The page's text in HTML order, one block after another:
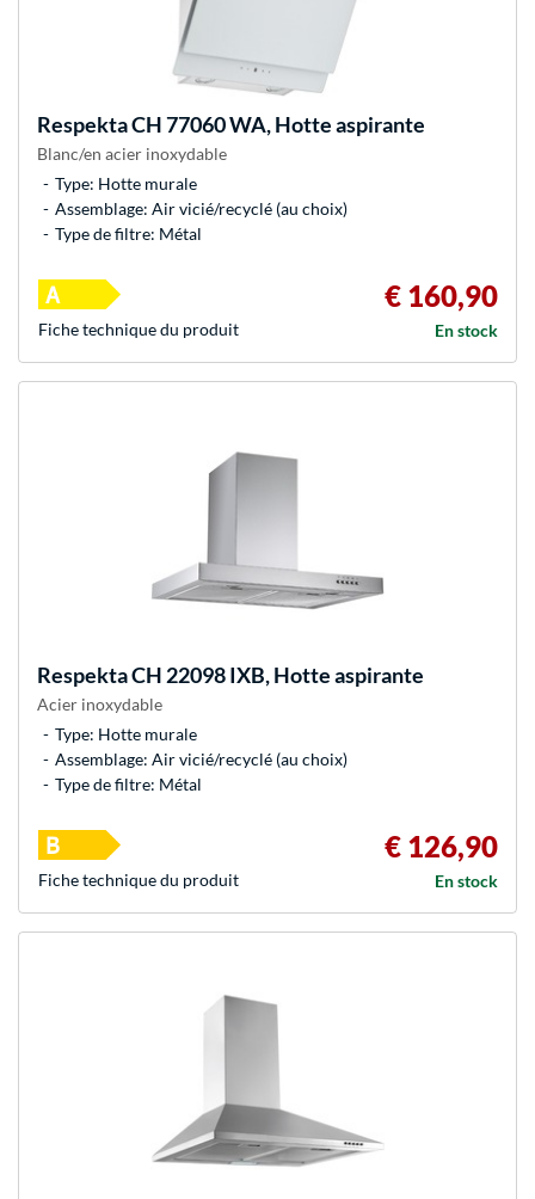
RespektaCH 77060 WA, Hotte aspirante
Blanc/en acier inoxydable
Type: Hotte murale
Assemblage: Air vicié/recyclé (au choix)
Type de filtre: Métal
€ 160,90
En stock
Fiche technique du produit
RespektaCH 22098 IXB, Hotte aspirante
Acier inoxydable
Type: Hotte murale
Assemblage: Air vicié/recyclé (au choix)
Type de filtre: Métal
€ 126,90
En stock
Fiche technique du produit